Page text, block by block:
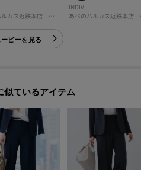
あべのハルカス近鉄本店 インディヴィ
INDIVI
あ
ビーを見る
似ているアイテム